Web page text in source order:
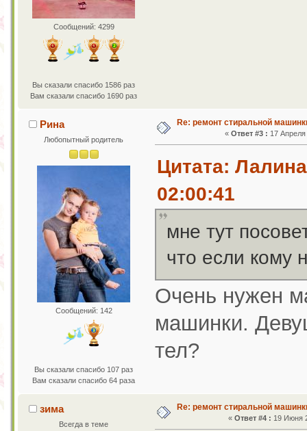
Сообщений: 4299
Вы сказали спасибо 1586 раз
Вам сказали спасибо 1690 раз
Рина
Любопытный родитель
Сообщений: 142
Вы сказали спасибо 107 раз
Вам сказали спасибо 64 раза
Re: ремонт стиральной
«Ответ #3 : 17
Цитата:
02:00:41
мне тут
что если кому
Очень нужен
машинки.
тел?
зима
Всегда в теме
Re: ремонт стиральной
« Ответ #4 : 19 Июня